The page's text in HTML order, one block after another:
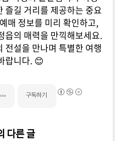
즐길 거리를 제공하는 중요
매 정보를 미리 확인하고,
읍의 매력을 만끽해보세요.
전설을 만나며 특별한 여행
랍니다. 😊
구독하기
다른 글